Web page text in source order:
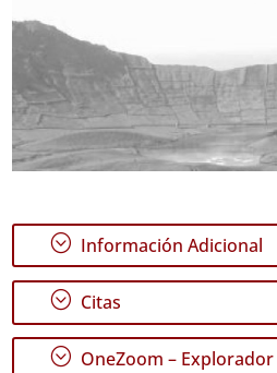
; Información Adicional
; Citas
; OneZoom –